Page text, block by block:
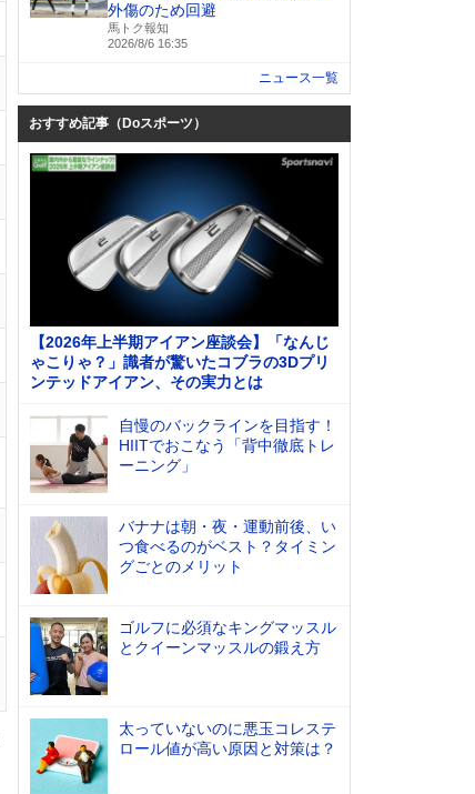
外傷のため回避
馬トク報知
2026/8/6 16:35
ニュース一覧
おすすめ記事（Doスポーツ）
【2026年上半期アイアン座談会】「なんじ
ゃこりゃ？」識者が驚いたコブラの3Dプリ
ンテッドアイアン、その実力とは
自慢のバックラインを目指す！
HIITでおこなう「背中徹底トレ
ーニング」
バナナは朝・夜・運動前後、い
つ食べるのがベスト？タイミン
グごとのメリット
ゴルフに必須なキングマッスル
とクイーンマッスルの鍛え方
太っていないのに悪玉コレステ
ロール値が高い原因と対策は？